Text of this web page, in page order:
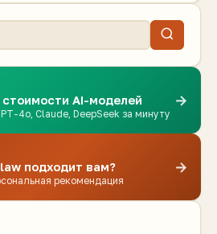
стоимости AI-моделей
4o, Claude, DeepSeek за минуту
→
подходит вам?
рекомендация
→